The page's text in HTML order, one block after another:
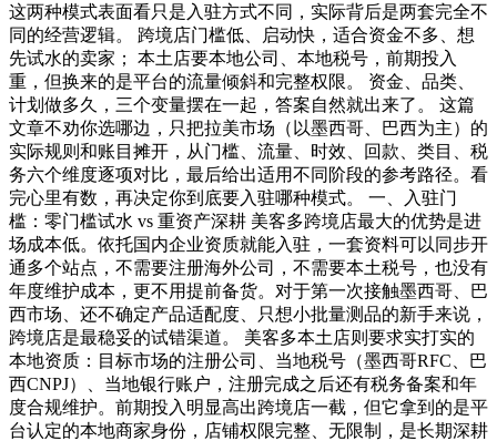
这两种模式表面看只是入驻方式不同，实际背后是两套完全不
同的经营逻辑。 跨境店门槛低、启动快，适合资金不多、想
先试水的卖家； 本土店要本地公司、本地税号，前期投入
重，但换来的是平台的流量倾斜和完整权限。 资金、品类、
计划做多久，三个变量摆在一起，答案自然就出来了。 这篇
文章不劝你选哪边，只把拉美市场（以墨西哥、巴西为主）的
实际规则和账目摊开，从门槛、流量、时效、回款、类目、税
务六个维度逐项对比，最后给出适用不同阶段的参考路径。看
完心里有数，再决定你到底要入驻哪种模式。 一、入驻门
槛：零门槛试水 vs 重资产深耕 美客多跨境店最大的优势是进
场成本低。依托国内企业资质就能入驻，一套资料可以同步开
通多个站点，不需要注册海外公司，不需要本土税号，也没有
年度维护成本，更不用提前备货。对于第一次接触墨西哥、巴
西市场、还不确定产品适配度、只想小批量测品的新手来说，
跨境店是最稳妥的试错渠道。 美客多本土店则要求实打实的
本地资质：目标市场的注册公司、当地税号（墨西哥RFC、巴
西CNPJ）、当地银行账户，注册完成之后还有税务备案和年
度合规维护。前期投入明显高出跨境店一截，但它拿到的是平
台认定的本地商家身份，店铺权限完整、无限制，是长期深耕